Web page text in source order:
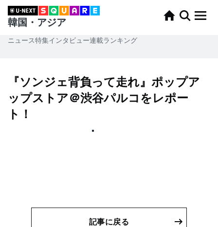
韓国・アジア
ニュース特集インタビュー連載ランキング
『ソンジェ背負って走れ』ポップア
ップストア＠渋谷パルコをレポー
ト！
記事に戻る